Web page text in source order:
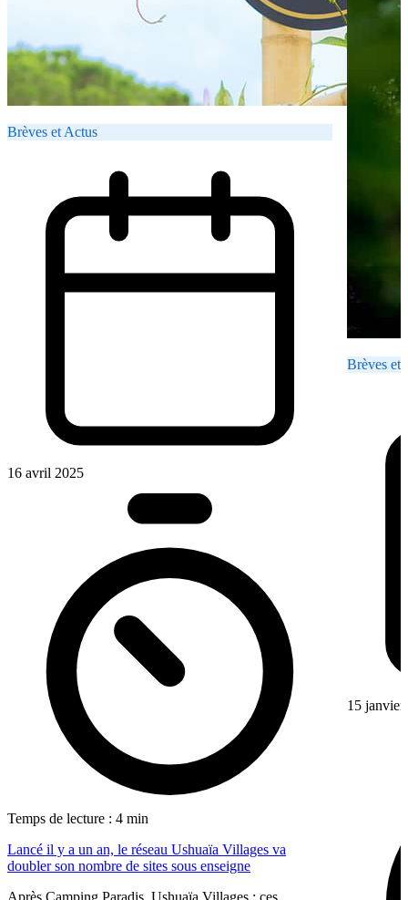
Brèves et Actus
16 avril 2025
Temps de lecture : 4 min
Lancé il y a un an, le réseau Ushuaïa Villages va
doubler son nombre de sites sous enseigne
Brèves et
15 janvier